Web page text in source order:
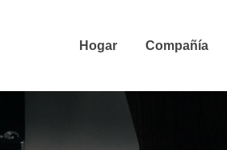
Hogar Compañía